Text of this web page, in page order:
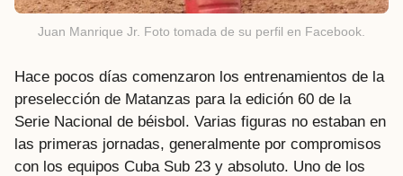
Juan Manrique Jr. Foto tomada de su perfil en Facebook.
Hace pocos días comenzaron los entrenamientos de la
preselección de Matanzas para la edición 60 de la
Serie Nacional de béisbol. Varias figuras no estaban en
las primeras jornadas, generalmente por compromisos
con los equipos Cuba Sub 23 y absoluto. Uno de los